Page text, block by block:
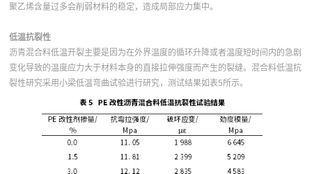
聚乙烯含量过多会削弱材料的稳定，造成局部应力集中。
低温抗裂性
沥青混合料低温开裂主要是因为在外界温度的循环升降或者温度短时间内的急剧
变化导致的温度应力大于材料本身的直接拉伸强度而产生的裂缝。混合料低温抗
裂性研究采用小梁低温弯曲试验进行研究，测试结果如表5所示。